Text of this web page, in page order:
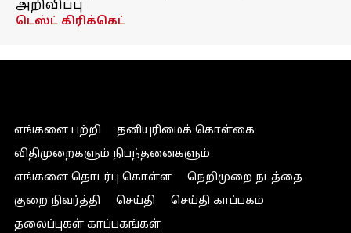
அறிவிப்பு
டெஸ்ட் கிரிக்கெட்
எங்களை பற்றி
தனியுரிமைக் கொள்கை
விதிமுறைகளும் நிபந்தனைகளும்
எங்களை தொடர்பு கொள்ள
நெறிமுறை நடத்தை
குறை நிவர்த்தி
செய்தி
செய்தி காப்பகம்
தலைப்புகள் காப்பகங்கள்